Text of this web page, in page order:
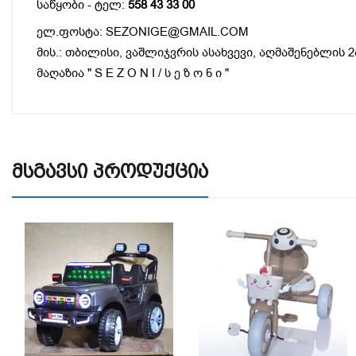
საწყობი - ტელ: 558 43 33 00
ელ.ფოსტა: SEZONIGE@GMAIL.COM
მის.: თბილისი, ვაშლიჯვრის ასახვევი, აღმაშენებლის
მაღაზია " S E Z O N I / ს ე ზ ო ნ ი "
Მსგავსი Პროდუქცია